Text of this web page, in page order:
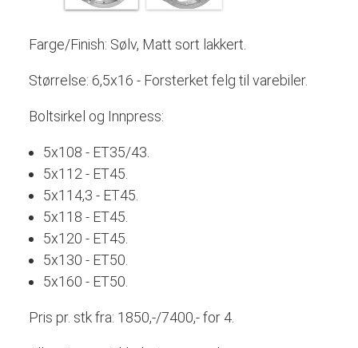
Farge/Finish: Sølv, Matt sort lakkert.
Størrelse: 6,5x16 - Forsterket felg til varebiler.
Boltsirkel og Innpress:
5x108 - ET35/43.
5x112 - ET45.
5x114,3 - ET45.
5x118 - ET45.
5x120 - ET45.
5x130 - ET50.
5x160 - ET50.
Pris pr. stk fra: 1850,-/7400,- for 4.